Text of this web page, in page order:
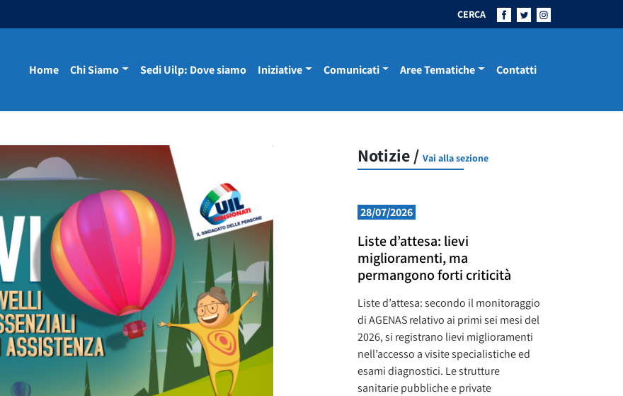
CERCA
Home Chi Siamo Sedi Uilp: Dove siamo Iniziative Comunicati Aree Tematiche Contatti
Notizie / Vai alla sezione
28/07/2026
Liste d’attesa: lievi
miglioramenti, ma
permangono forti criticità
Liste d’attesa: secondo il monitoraggio
di AGENAS relativo ai primi sei mesi del
2026, si registrano lievi miglioramenti
nell’accesso a visite specialistiche ed
esami diagnostici. Le strutture
sanitarie pubbliche e private